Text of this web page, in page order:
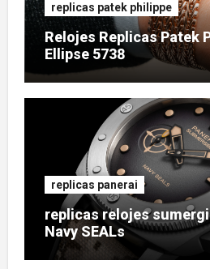
replicas patek philippe
Relojes Replicas Patek
Ellipse 5738
replicas panerai
replicas relojes
Navy SEALs